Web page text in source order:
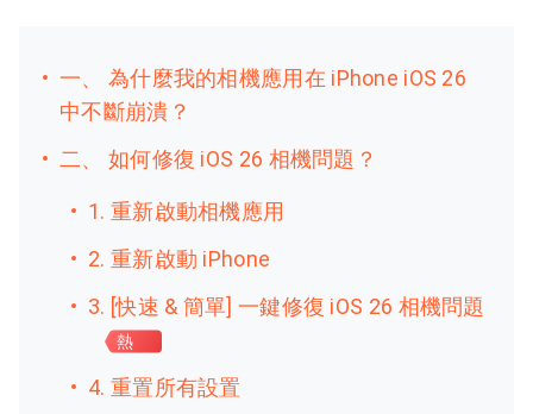
一、 為什麼我的相機應用在 iPhone iOS 26
中不斷崩潰？
二、 如何修復 iOS 26 相機問題？
1. 重新啟動相機應用
2. 重新啟動 iPhone
3. [快速 & 簡單] 一鍵修復 iOS 26 相機問題
熱
4. 重置所有設置